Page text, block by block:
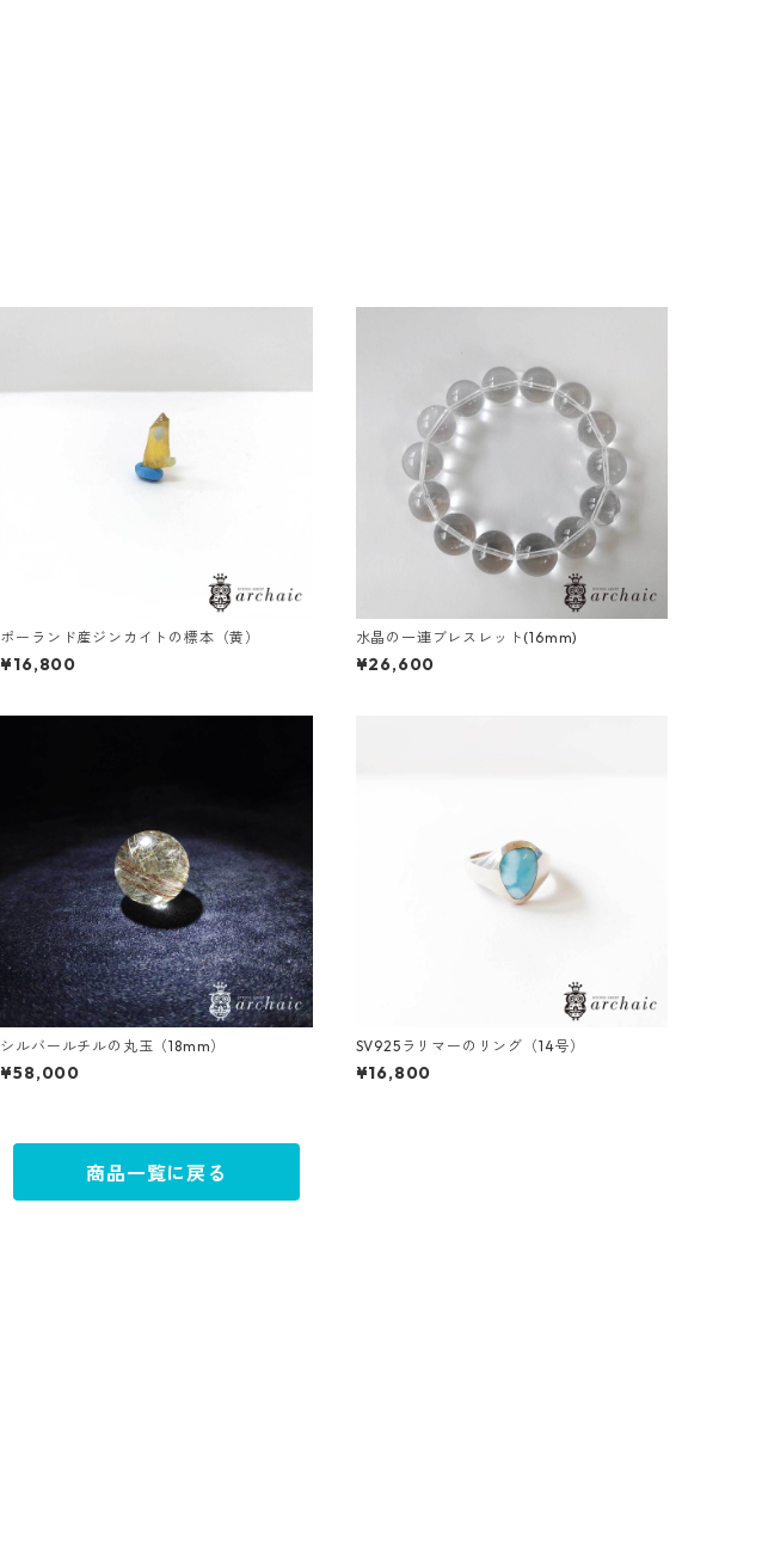
ポーランド産ジンカイトの標本（黄）
¥16,800
水晶の一連ブレスレット(16mm)
¥26,600
シルバールチルの丸玉（18mm）
¥58,000
SV925ラリマーのリング（14号）
¥16,800
商品一覧に戻る